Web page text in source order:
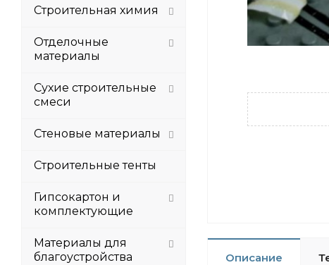
Описание
Строительная химия
Отделочные
материалы
Сухие строительные
смеси
Стеновые материалы
Строительные тенты
Гипсокартон и
комплектующие
Материалы для
благоустройства